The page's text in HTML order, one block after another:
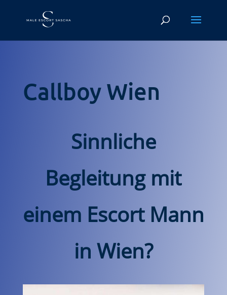
Callboy Wien
Sinnliche
Begleitung mit
einem Escort Mann
in Wien?